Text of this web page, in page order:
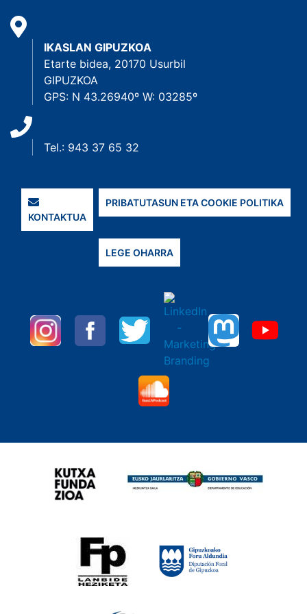
IKASLAN GIPUZKOA
Etarte bidea, 20170 Usurbil
GIPUZKOA
GPS: N 43.26940º W: 03285º
Tel.: 943 37 65 32
KONTAKTUA
PRIBATUTASUN ETA COOKIE POLITIKA
LEGE OHARRA